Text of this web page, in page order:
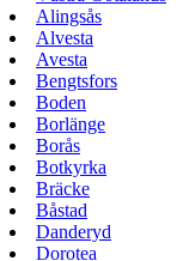
Alingsås
Alvesta
Avesta
Bengtsfors
Boden
Borlänge
Borås
Botkyrka
Bräcke
Båstad
Danderyd
Dorotea